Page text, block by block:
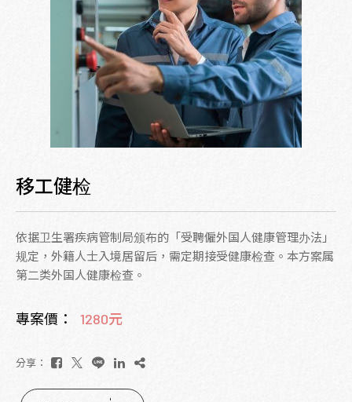
移工健检
依据卫生署疾病管制局颁布的「受聘僱外国人健康管理办法」
规定，外籍人士入境居留后，需定期接受健康检查。本方案属
第二类外国人健康检查。
專案價： 1280元
分享：